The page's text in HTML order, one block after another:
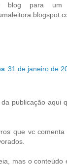
blog para
31 de janeiro de
publicação aqui
que vc
mas o conteúdo